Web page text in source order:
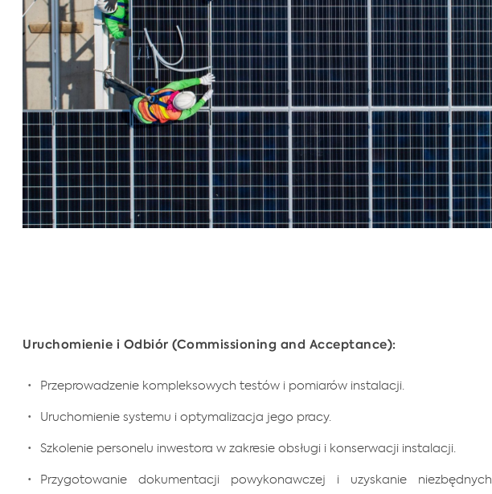
Uruchomienie i Odbiór (Commissioning and Acceptance):
Przeprowadzenie kompleksowych testów i pomiarów instalacji.
Uruchomienie systemu i optymalizacja jego pracy.
Szkolenie personelu inwestora w zakresie obsługi i konserwacji instalacji.
Przygotowanie dokumentacji powykonawczej i uzyskanie niezbędnych